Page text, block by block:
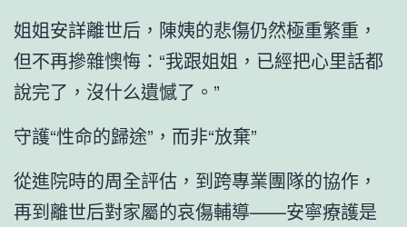
姐姐安詳離世后，陳姨的悲傷仍然極重繁重，
但不再摻雜懊悔：“我跟姐姐，已經把心里話都
說完了，沒什么遺憾了。”
守護“性命的歸途”，而非“放棄”
從進院時的周全評估，到跨專業團隊的協作，
再到離世后對家屬的哀傷輔導——安寧療護是